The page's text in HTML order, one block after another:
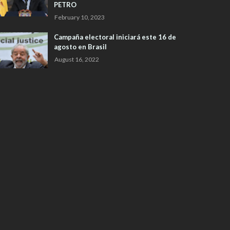
PETRO
February 10, 2023
Campaña electoral iniciará este 16 de
agosto en Brasil
August 16, 2022